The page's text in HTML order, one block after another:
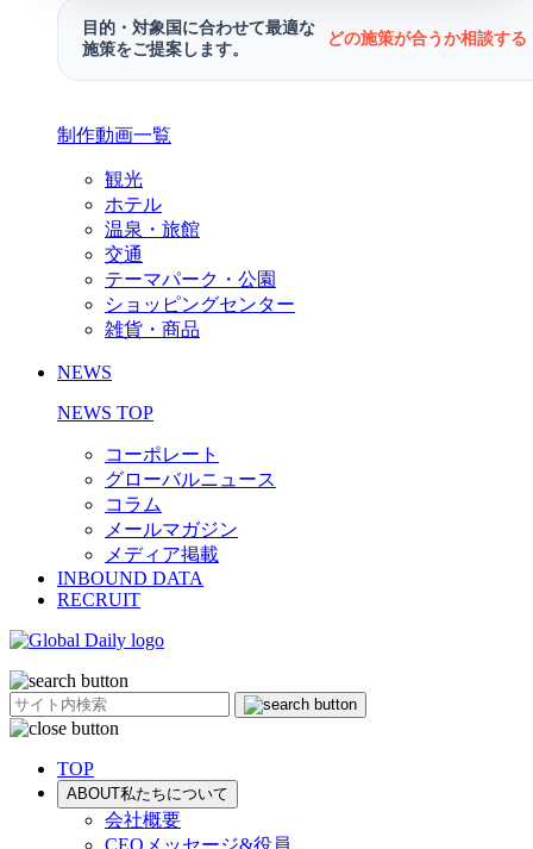
目的・対象国に合わせて最適な
施策をご提案します。
どの施策が合うか相談す
制作動画一覧
観光
ホテル
温泉・旅館
交通
テーマパーク・公園
ショッピングセンター
雑貨・商品
NEWS
NEWS TOP
コーポレート
グローバルニュース
コラム
メールマガジン
メディア掲載
INBOUND DATA
RECRUIT
TOP
ABOUT私たちについて
会社概要
CEOメッセージ&役員